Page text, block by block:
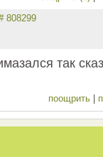
808299
так
поощрить